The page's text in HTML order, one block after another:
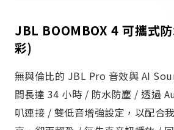
JBL BOOMBOX 4 可攜式
彩)
無與倫比的 JBL Pro 音效與 AI
間長達 34 小時 / 防水防塵 / 透過
叭連接 / 雙低音增強設定，以配合